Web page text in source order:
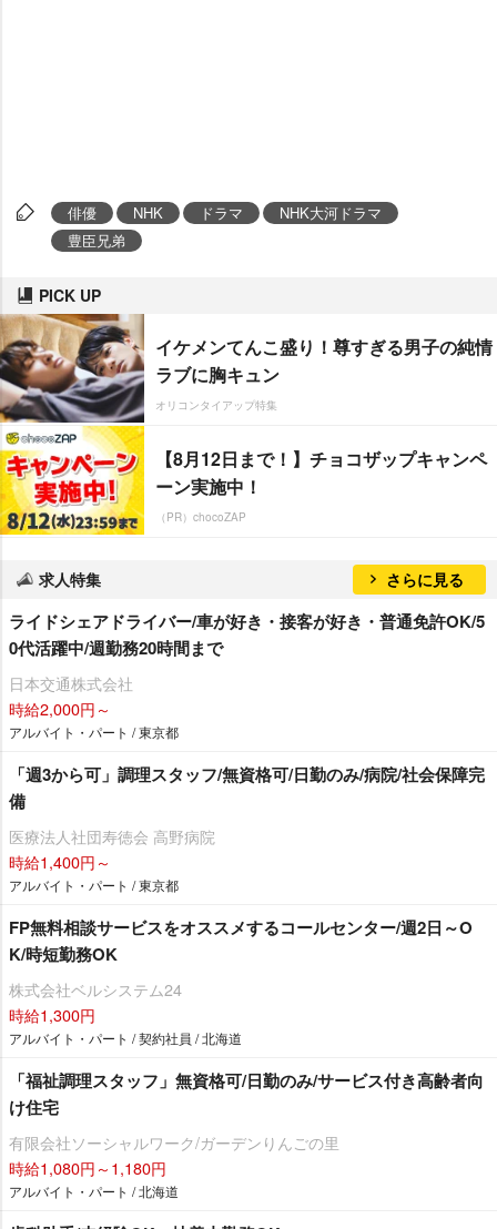
俳優 NHK ドラマ
NHK大河ドラマ
豊臣兄弟
PICK UP
イケメンてんこ盛り！尊すぎる男子の純情
ラブに胸キュン
オリコンタイアップ特集
【8月12日まで！】チョコザップキャンペ
ーン実施中！
（PR）chocoZAP
求人特集 さらに見る
ライドシェアドライバー/車が好き・接客が好き・普通免許OK/5
0代活躍中/週勤務20時間まで
日本交通株式会社
時給2,000円～
アルバイト・パート / 東京都
「週3から可」調理スタッフ/無資格可/日勤のみ/病院/社会保障完
備
医療法人社団寿徳会 高野病院
時給1,400円～
アルバイト・パート / 東京都
FP無料相談サービスをオススメするコールセンター/週2日～O
K/時短勤務OK
株式会社ベルシステム24
時給1,300円
アルバイト・パート / 契約社員 / 北海道
「福祉調理スタッフ」無資格可/日勤のみ/サービス付き高齢者向
け住宅
有限会社ソーシャルワーク/ガーデンりんごの里
時給1,080円～1,180円
アルバイト・パート / 北海道